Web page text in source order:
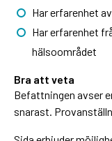
Har erfarenhet
Har erfarenhet
hälsoområdet
Bra att veta
Befattningen avser
snarast.